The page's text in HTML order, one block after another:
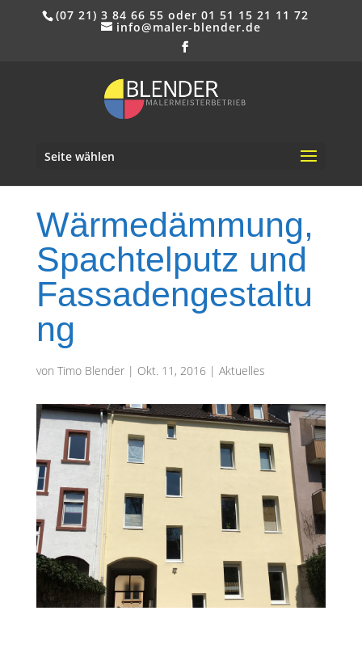
(07 21) 3 84 66 55 oder 01 51 15 21 11 72
info@maler-blender.de
Seite wählen
Wärmedämmung,
Spachtelputz und
Fassadengestaltu
ng
von Timo Blender| Okt. 11, 2016| Aktuelles